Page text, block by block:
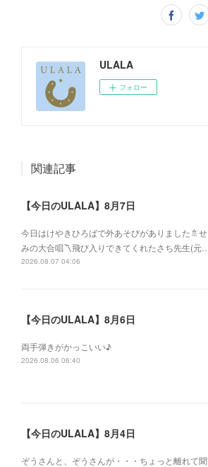
ULALA
フォロー
関連記事
【今日のULALA】8月7日
今日はけやきひろばで外あそびがありました🚿せ
みの大合唱〽飛び入りできてくれたさち先生(元…
2026.08.07 04:06
【今日のULALA】8月6日
両手弾きがかっこいい♪
2026.08.06 06:40
【今日のULALA】8月4日
ぞうさんと、ぞうさんが・・・ちょっと離れて聞